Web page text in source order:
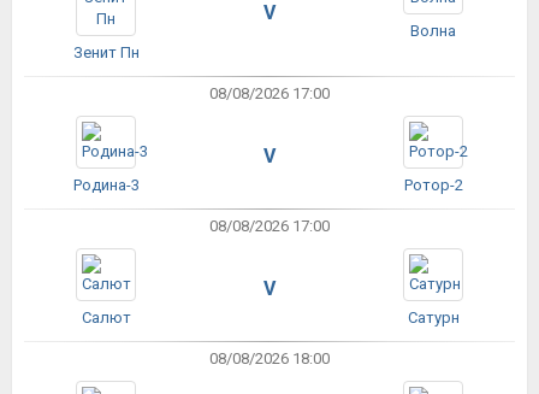
Зенит Пн
V
Волна
08/08/2026 17:00
Родина-3
V
Ротор-2
08/08/2026 17:00
Салют
V
Сатурн
08/08/2026 18:00